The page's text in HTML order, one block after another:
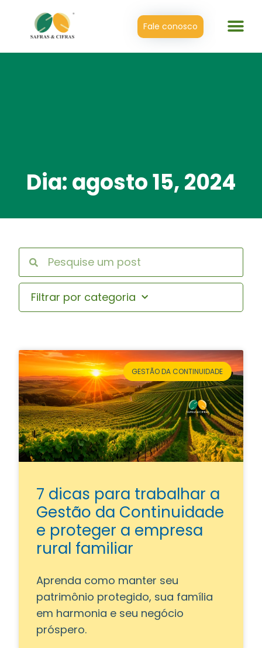
Fale conosco
Dia: agosto 15, 2024
Filtrar por categoria
GESTÃO DA CONTINUIDADE
7 dicas para trabalhar a
Gestão da Continuidade
e proteger a empresa
rural familiar
Aprenda como manter seu
patrimônio protegido, sua família
em harmonia e seu negócio
próspero.